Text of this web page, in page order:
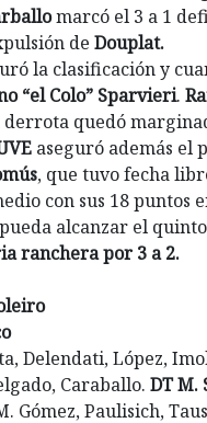
marcó el 3 a 1
de Douplat.
la clasificación y
“el Colo” Sparvieri.
derrota quedó
aseguró además el
, que tuvo fecha
con sus 18 puntos
alcanzar el
ranchera por 3 a 2.
Delendati, López,
Caraballo. DT M.
Gómez, Paulisich,